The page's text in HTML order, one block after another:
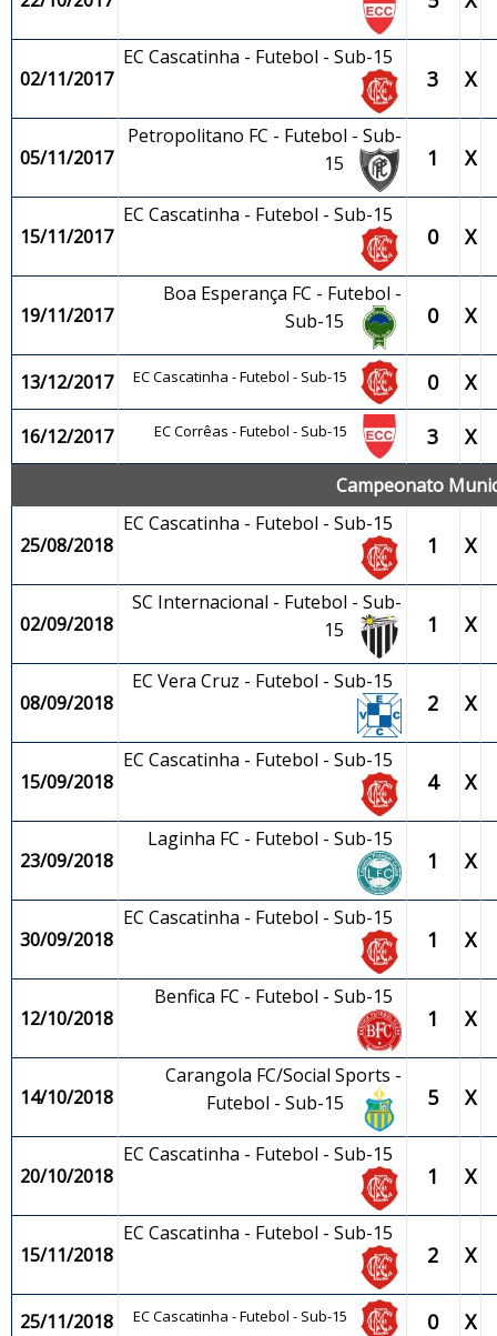
02/11/2017
EC Cascatinha - Futebol - Sub-15
3 X
05/11/2017
Petropolitano FC - Futebol - Sub-
15
1 X
15/11/2017
EC Cascatinha - Futebol - Sub-15
0 X
19/11/2017
Boa Esperança FC - Futebol -
Sub-15
0 X
13/12/2017 EC Cascatinha - Futebol - Sub-15 0 X
16/12/2017 EC Corrêas - Futebol - Sub-15 3 X
Campeonato
25/08/2018
EC Cascatinha - Futebol - Sub-15
1 X
02/09/2018
SC Internacional - Futebol - Sub-
15
1 X
08/09/2018
EC Vera Cruz - Futebol - Sub-15
2 X
15/09/2018
EC Cascatinha - Futebol - Sub-15
4 X
23/09/2018
Laginha FC - Futebol - Sub-15
1 X
30/09/2018
EC Cascatinha - Futebol - Sub-15
1 X
12/10/2018
Benfica FC - Futebol - Sub-15
1 X
14/10/2018
Carangola FC/Social Sports -
Futebol - Sub-15
5 X
20/10/2018
EC Cascatinha - Futebol - Sub-15
1 X
15/11/2018
EC Cascatinha - Futebol - Sub-15
2 X
25/11/2018 EC Cascatinha - Futebol - Sub-15 0 X